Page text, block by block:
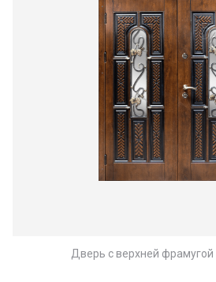
Дверь с верхней фрамугой